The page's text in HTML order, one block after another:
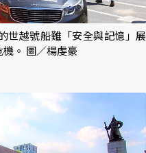
世越號船難「安全與記憶」展
。 圖／楊虔豪